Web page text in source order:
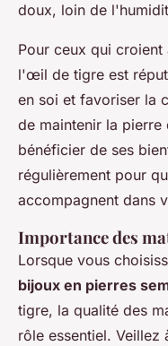
doux, loin de
Pour ceux qui
l'œil de tigre est
en soi et favoriser la
de maintenir la
bénéficier de ses
régulièrement pour
accompagnent dans
Importance des
Lorsque vous
bijoux en pierres
tigre, la qualité des
rôle essentiel. Veillez